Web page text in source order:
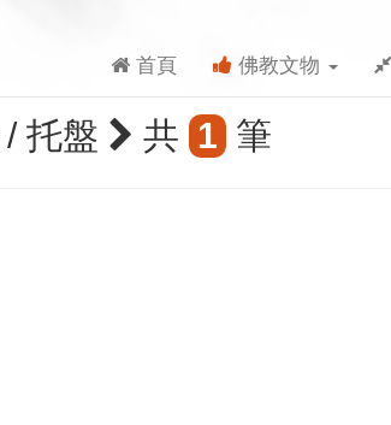
首頁 佛教文物
/ 托盤 共 1 筆